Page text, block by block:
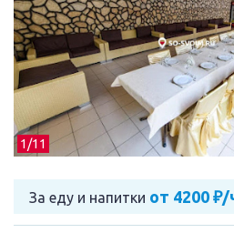
1/11
За еду и напитки от 4200 ₽/